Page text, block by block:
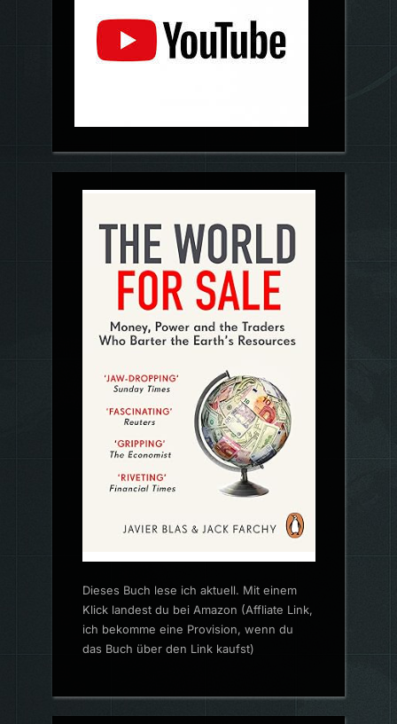
Dieses Buch lese ich aktuell. Mit einem
Klick landest du bei Amazon (Affliate Link,
ich bekomme eine Provision, wenn du
das Buch über den Link kaufst)